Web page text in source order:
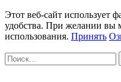
Этот веб-сайт использует
удобства. При желании вы
использования. Принять